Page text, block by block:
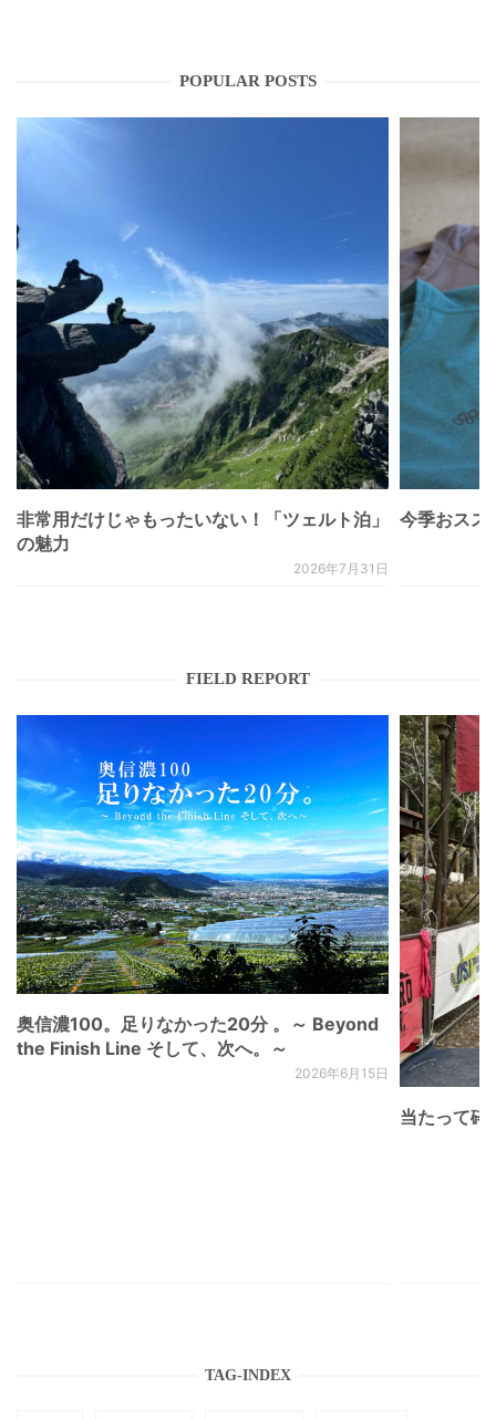
POPULAR POSTS
非常用だけじゃもったいない！「ツェルト泊」
の魅力
2026年7月31日
今季おスス
FIELD REPORT
奥信濃100。足りなかった20分 。～ Beyond
the Finish Line そして、次へ。～
2026年6月15日
当たって砕
TAG-INDEX